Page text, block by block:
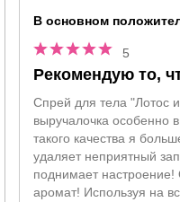
В основном
5
Рекомендую то,
Спрей для тела "Лотос
выручалочка особенно
такого качества я
удаляет неприятный
поднимает
аромат! Используя на